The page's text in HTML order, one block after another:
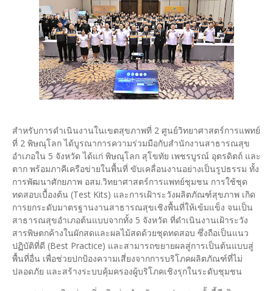
สำหรับการดำเนินงานในเขตสุขภาพที่ 2 ศูนย์วิทยาศาสตร์การแพทย์
ที่ 2 พิษณุโลก ได้บูรณาการความร่วมมือกับสำนักงานสาธารณสุข
อำเภอใน 5 จังหวัด ได้แก่ พิษณุโลก สุโขทัย เพชรบูรณ์ อุตรดิตถ์ และ
ตาก พร้อมภาคีเครือข่ายในพื้นที่ ขับเคลื่อนงานอย่างเป็นรูปธรรม ทั้ง
การพัฒนาศักยภาพ อสม.วิทยาศาสตร์การแพทย์ชุมชน การใช้ชุด
ทดสอบเบื้องต้น (Test Kits) และการเฝ้าระวังผลิตภัณฑ์สุขภาพ เกิด
การยกระดับมาตรฐานงานสาธารณสุขเชิงพื้นที่ให้เข้มแข็ง จนเป็น
สาธารณสุขอำเภอต้นแบบจากทั้ง 5 จังหวัด ที่ดำเนินงานเฝ้าระวัง
สารพิษตกค้างในผักสดและผลไม้สดด้วยชุดทดสอบ ซึ่งถือเป็นแนว
ปฏิบัติที่ดี (Best Practice) และสามารถขยายผลสู่การเป็นต้นแบบสู่
พื้นที่อื่น เพื่อช่วยปกป้องความเสี่ยงจากการบริโภคผลิตภัณฑ์ที่ไม่
ปลอดภัย และสร้างระบบคุ้มครองผู้บริโภคเชิงรุกในระดับชุมชน